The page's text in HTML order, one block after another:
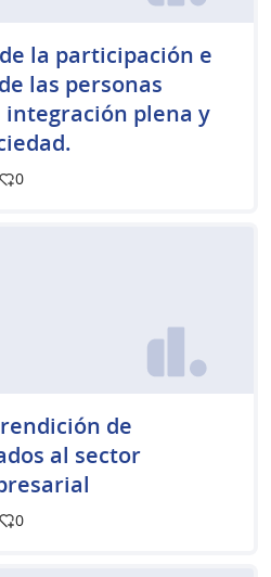
la participación e
las personas
integración plena y
0
de
al sector
0